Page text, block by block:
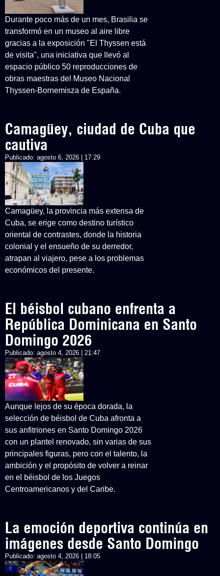
Durante poco más de un mes, Brasilia se
transformó en un museo al aire libre
gracias a la exposición "El Thyssen está
de visita", una iniciativa que llevó al
espacio público 50 reproducciones de
obras maestras del Museo Nacional
Thyssen-Bornemisza de España.
Camagüey, ciudad de Cuba que
cautiva
Publicado: agosto 6, 2026 | 17:29
Camagüey, la provincia más extensa de
Cuba, se erige como destino turístico
oriental de contrastes, donde la historia
colonial y el ensueño de su derredor,
atrapan al viajero, pese a los problemas
económicos del presente.
El béisbol cubano enfrenta a
República Dominicana en Santo
Domingo 2026
Publicado: agosto 4, 2026 | 21:47
Aunque lejos de su época dorada, la
selección de béisbol de Cuba afronta a
sus anfitriones en Santo Domingo 2026
con un plantel renovado, sin varias de sus
principales figuras, pero con el talento, la
ambición y el propósito de volver a reinar
en el béisbol de los Juegos
Centroamericanos y del Caribe.
La emoción deportiva continúa en
imágenes desde Santo Domingo
Publicado: agosto 4, 2026 | 18:05